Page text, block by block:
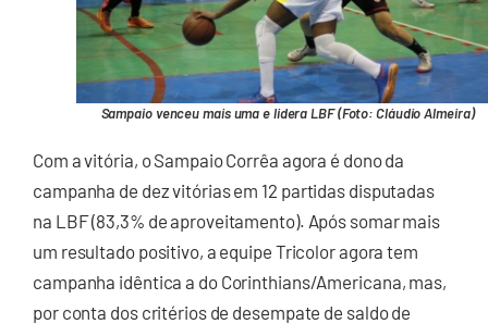
Sampaio venceu mais uma e lidera LBF (Foto: Cláudio Almeira)
Com a vitória, o Sampaio Corrêa agora é dono da
campanha de dez vitórias em 12 partidas disputadas
na LBF (83,3% de aproveitamento). Após somar mais
um resultado positivo, a equipe Tricolor agora tem
campanha idêntica a do Corinthians/Americana, mas,
por conta dos critérios de desempate de saldo de